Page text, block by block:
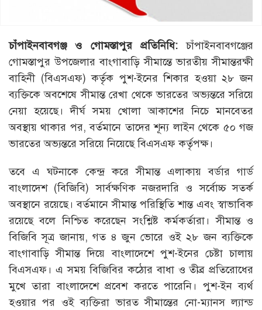
চাঁপাইনবাবগঞ্জ ও গোমস্তাপুর প্রতিনিধি:চাঁপাইনবাবগঞ্জের
গোমস্তাপুর উপজেলার বাংগাবাড়ি সীমান্তে ভারতীয় সীমান্তরক্ষী
বাহিনী (বিএসএফ) কর্তৃক পুশ-ইনের শিকার হওয়া ২৮ জন
ব্যক্তিকে অবশেষে সীমান্ত রেখা থেকে ভারতের অভ্যন্তরে সরিয়ে
নেয়া হয়েছে। দীর্ঘ সময় খোলা আকাশের নিচে মানবেতর
অবস্থায় থাকার পর, বর্তমানে তাদের শূন্য লাইন থেকে ৫০ গজ
ভারতের অভ্যন্তরে সরিয়ে নিয়েছে বিএসএফ কর্তৃপক্ষ।
তবে এ ঘটনাকে কেন্দ্র করে সীমান্ত এলাকায় বর্ডার গার্ড
বাংলাদেশ (বিজিবি) সার্বক্ষণিক নজরদারি ও সর্বোচ্চ সতর্ক
অবস্থানে রয়েছে। বর্তমানে সীমান্ত পরিস্থিতি শান্ত এবং স্বাভাবিক
রয়েছে বলে নিশ্চিত করেছেন সংশ্লিষ্ট কর্মকর্তারা। সীমান্ত ও
বিজিবি সূত্র জানায়, গত ৪ জুন ভোরে ওই ২৮ জন ব্যক্তিকে
বাংগাবাড়ি সীমান্ত দিয়ে বাংলাদেশে পুশ-ইনের চেষ্টা চালায়
বিএসএফ। এ সময় বিজিবির কঠোর বাধা ও তীব্র প্রতিরোধের
মুখে তারা বাংলাদেশে প্রবেশ করতে পারেনি। পুশ-ইন ব্যর্থ
হওয়ার পর ওই ব্যক্তিরা ভারত সীমান্তের নো-ম্যানস ল্যান্ড